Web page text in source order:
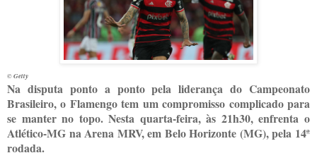
© Getty
Na disputa ponto a ponto pela liderança do Campeonato
Brasileiro, o Flamengo tem um compromisso complicado para
se manter no topo. Nesta quarta-feira, às 21h30, enfrenta o
Atlético-MG na Arena MRV, em Belo Horizonte (MG), pela 14ª
rodada.